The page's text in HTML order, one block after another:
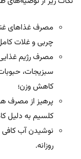
مصرف غذاهای
چربی و غلات
مصرف رژیم
سبزیجات،
کاهش وزن؛
پرهیز از مصرف
کلسیم به دلیل
روزانه.